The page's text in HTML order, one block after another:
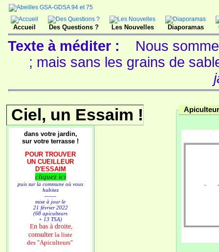
Accueil Des Questions ? Les Nouvelles Diaporamas
Texte à méditer :
Nous
; mais sans les grains de
Ciel, un Essaim !
dans votre jardin,
sur votre terrasse !
POUR TROUVER
UN CUEILLEUR
D'ESSAIM
cliquez ici
puis sur la commune où vous
habitez
------
mise à jour le
21 février 2022
(68 apiculteurs
+ 13 TSA)
En bas à droite,
consulter la liste
des "Apiculteurs"
-